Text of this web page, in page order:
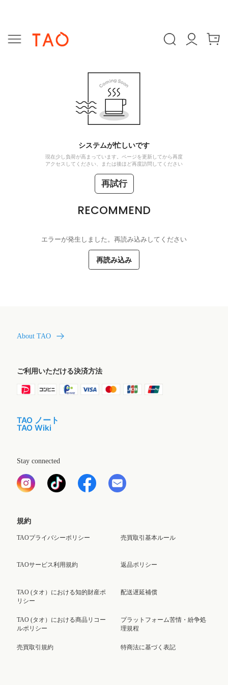
システムが忙しいです
現在少し負荷が高まっています。ページを更新してから再度
アクセスしてください、または後ほど再度訪問してください
再試行
RECOMMEND
エラーが発生しました。再読み込みしてください
再読み込み
About TAO
ご利用いただける決済方法
TAO ノート
TAO Wiki
Stay connected
規約
TAOプライバシーポリシー
TAOサービス利用規約
TAO (タオ）における知的財産ポ
リシー
TAO (タオ）における商品リコー
ルポリシー
売買取引規約
売買取引基本ルール
返品ポリシー
配送遅延補償
プラットフォーム苦情・紛争処
理規程
特商法に基づく表記